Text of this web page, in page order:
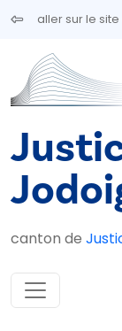
Aller au contenu
aller sur le
canton de